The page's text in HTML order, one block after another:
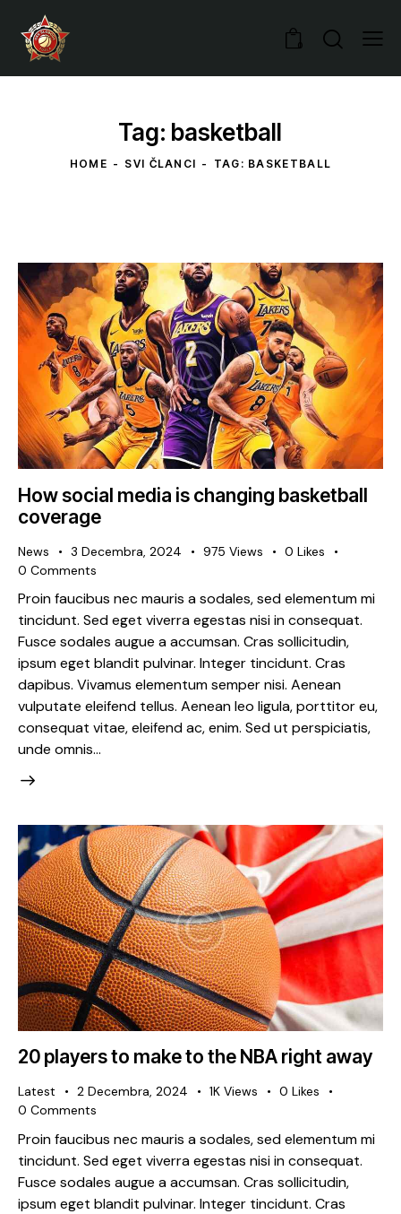
0
Tag: basketball
HOME SVI ČLANCI TAG: BASKETBALL
How social media is changing basketball
coverage
News 3 Decembra, 2024 975 Views 0 Likes
0 Comments
Proin faucibus nec mauris a sodales, sed elementum mi
tincidunt. Sed eget viverra egestas nisi in consequat.
Fusce sodales augue a accumsan. Cras sollicitudin,
ipsum eget blandit pulvinar. Integer tincidunt. Cras
dapibus. Vivamus elementum semper nisi. Aenean
vulputate eleifend tellus. Aenean leo ligula, porttitor eu,
consequat vitae, eleifend ac, enim. Sed ut perspiciatis,
unde omnis…
20 players to make to the NBA right away
Latest 2 Decembra, 2024 1K Views 0 Likes
0 Comments
Proin faucibus nec mauris a sodales, sed elementum mi
tincidunt. Sed eget viverra egestas nisi in consequat.
Fusce sodales augue a accumsan. Cras sollicitudin,
ipsum eget blandit pulvinar. Integer tincidunt. Cras